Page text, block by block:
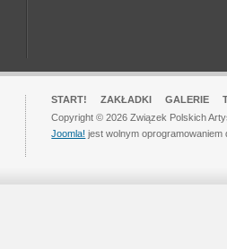
START! ZAKŁADKI GALERIE
Copyright © 2026 Związek Polskich
Joomla! jest wolnym